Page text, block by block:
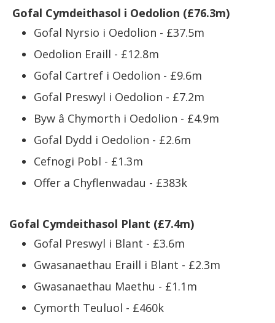
Gofal Cymdeithasol i Oedolion (£76.3m)
Gofal Nyrsio i Oedolion - £37.5m
Oedolion Eraill - £12.8m
Gofal Cartref i Oedolion - £9.6m
Gofal Preswyl i Oedolion - £7.2m
Byw â Chymorth i Oedolion - £4.9m
Gofal Dydd i Oedolion - £2.6m
Cefnogi Pobl - £1.3m
Offer a Chyflenwadau - £383k
Gofal Cymdeithasol Plant (£7.4m)
Gofal Preswyl i Blant - £3.6m
Gwasanaethau Eraill i Blant - £2.3m
Gwasanaethau Maethu - £1.1m
Cymorth Teuluol - £460k